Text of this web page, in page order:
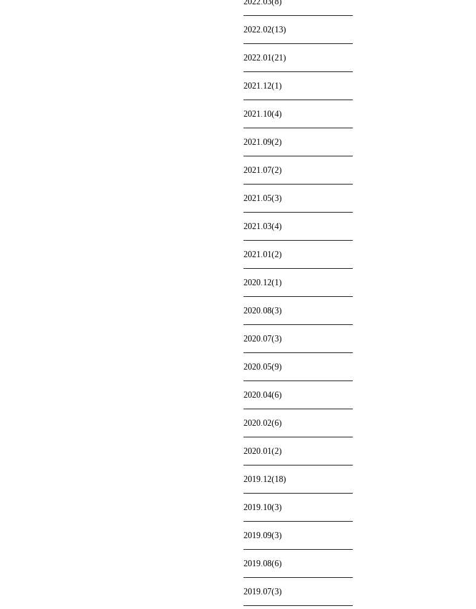
2022.02(13)
2022.01(21)
2021.12(1)
2021.10(4)
2021.09(2)
2021.07(2)
2021.05(3)
2021.03(4)
2021.01(2)
2020.12(1)
2020.08(3)
2020.07(3)
2020.05(9)
2020.04(6)
2020.02(6)
2020.01(2)
2019.12(18)
2019.10(3)
2019.09(3)
2019.08(6)
2019.07(3)